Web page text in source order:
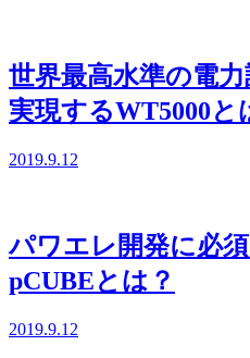
世界最高水準の電
実現するWT5000と
2019.9.12
パワエレ開発に必
pCUBEとは？
2019.9.12